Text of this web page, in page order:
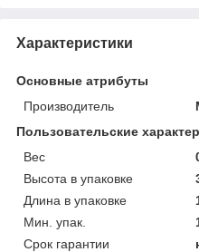
Характеристики
Основные атрибуты
Производитель
Пользовательские
Вес
Высота в упаковке
Длина в упаковке
Мин. упак.
Срок гарантии